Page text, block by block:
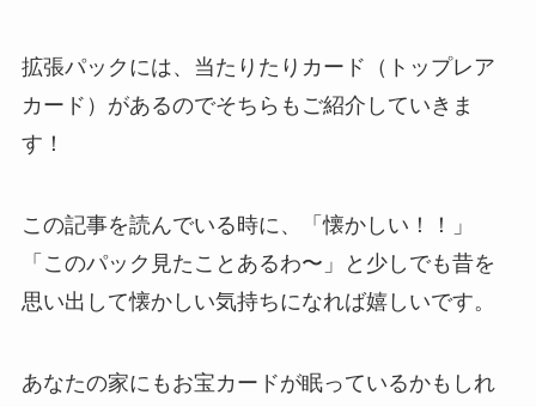
拡張パックには、当たりたりカード（トップレア
カード）があるのでそちらもご紹介していきま
す！
この記事を読んでいる時に、「懐かしい！！」
「このパック見たことあるわ〜」と少しでも昔を
思い出して懐かしい気持ちになれば嬉しいです。
あなたの家にもお宝カードが眠っているかもしれ